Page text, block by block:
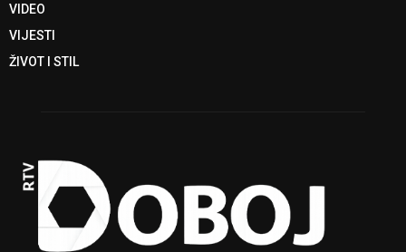
VIDEO
VIJESTI
ŽIVOT I STIL